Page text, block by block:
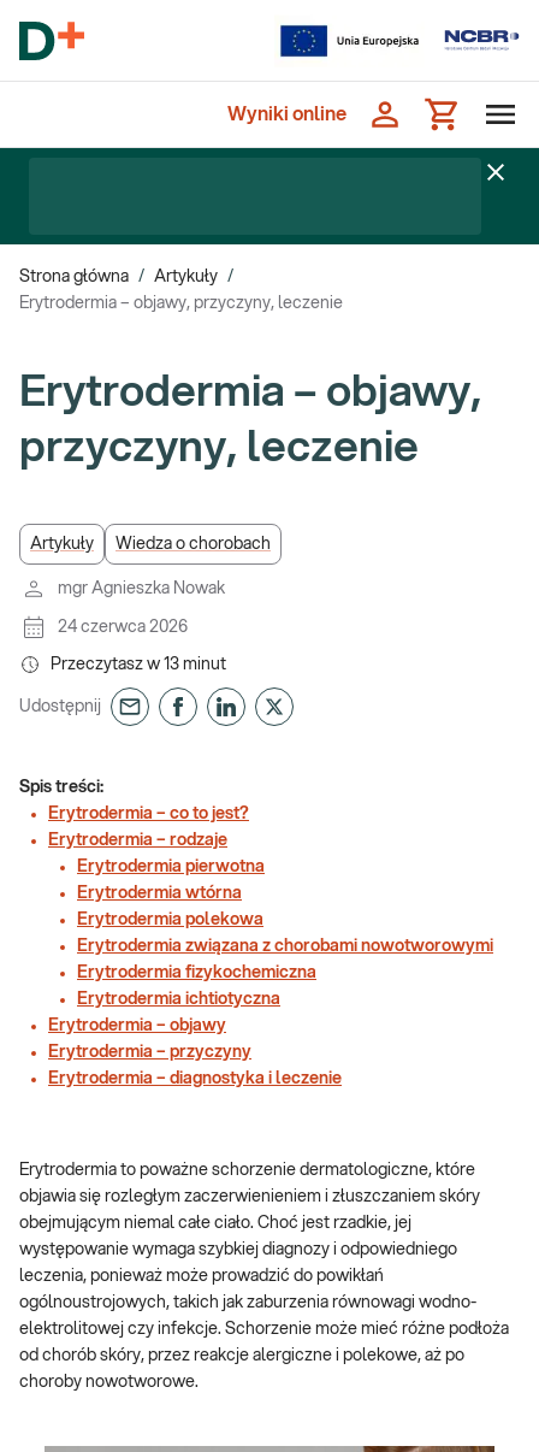
Wyniki online
Strona główna / Artykuły /
Erytrodermia – objawy, przyczyny, leczenie
Erytrodermia – objawy,
przyczyny, leczenie
Artykuły Wiedza o chorobach
mgr Agnieszka Nowak
24 czerwca 2026
Przeczytasz w 13 minut
Udostępnij
Spis treści:
Erytrodermia – co to jest?
Erytrodermia – rodzaje
Erytrodermia pierwotna
Erytrodermia wtórna
Erytrodermia polekowa
Erytrodermia związana z chorobami nowotworowymi
Erytrodermia fizykochemiczna
Erytrodermia ichtiotyczna
Erytrodermia – objawy
Erytrodermia – przyczyny
Erytrodermia – diagnostyka i leczenie
Erytrodermia to poważne schorzenie dermatologiczne, które
objawia się rozległym zaczerwienieniem i złuszczaniem skóry
obejmującym niemal całe ciało. Choć jest rzadkie, jej
występowanie wymaga szybkiej diagnozy i odpowiedniego
leczenia, ponieważ może prowadzić do powikłań
ogólnoustrojowych, takich jak zaburzenia równowagi wodno-
elektrolitowej czy infekcje. Schorzenie może mieć różne podłoża
od chorób skóry, przez reakcje alergiczne i polekowe, aż po
choroby nowotworowe.